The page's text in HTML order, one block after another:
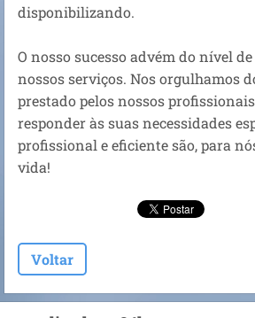
disponibilizando.
O nosso sucesso advém do nível
nossos serviços. Nos orgulhamos
prestado pelos nossos
responder às suas necessidades
profissional e eficiente são, para
vida!
Voltar